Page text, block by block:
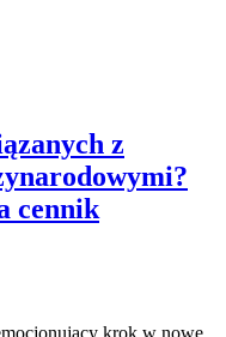
z
cennik